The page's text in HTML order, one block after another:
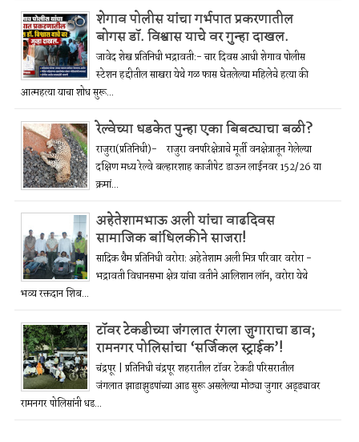
शेगाव पोलीस यांचा गर्भपात प्रकरणातील
बोगस डॉ. विश्वास याचे वर गुन्हा दाखल.
जावेद शेख प्रतिनिधी भद्रावती:- चार दिवस आधी शेगाव पोलीस
स्टेशन हद्दीतील साखरा येथे गळ फास घेतलेल्या महिलेचे हत्या की
आत्महत्या याचा शोध सुरू...
रेल्वेच्या धडकेत पुन्हा एका बिबट्याचा बळी?
राजुरा(प्रतिनिधी)- राजुरा वनपरिक्षेत्राचे मूर्ती वनक्षेत्रातून गेलेल्या
दक्षिण मध्य रेल्वे बल्हारशाह काजीपेट डाऊन लाईनवर 152/26 या
क्रमां...
अहेतेशामभाऊ अली यांचा वाढदिवस
सामाजिक बांधिलकीने साजरा!
सादिक थैम प्रतिनिधी वरोरा: अहेतेशाम अली मित्र परिवार वरोरा -
भद्रावती विधानसभा क्षेत्र यांचा वतीने आलिशान लॉन, वरोरा येथे
भव्य रक्तदान शिब...
टॉवर टेकडीच्या जंगलात रंगला जुगाराचा डाव;
रामनगर पोलिसांचा ‘सर्जिकल स्ट्राईक’!
चंद्रपूर | प्रतिनिधी चंद्रपूर शहरातील टॉवर टेकडी परिसरातील
जंगलात झाडाझुडपांच्या आड सुरू असलेल्या मोठ्या जुगार अड्ड्यावर
रामनगर पोलिसांनी धड...